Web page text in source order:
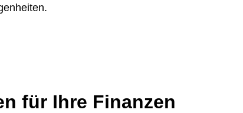
für Ihre Finanzen